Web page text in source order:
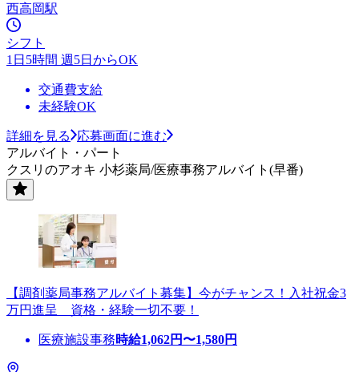
西高岡駅
シフト
1日5時間 週5日からOK
交通費支給
未経験OK
詳細を見る
応募画面に進む
アルバイト・パート
クスリのアオキ 小杉薬局/医療事務アルバイト(早番)
【調剤薬局事務アルバイト募集】今がチャンス！入社祝金3
万円進呈 資格・経験一切不要！
医療施設事務時給1,062円〜1,580円